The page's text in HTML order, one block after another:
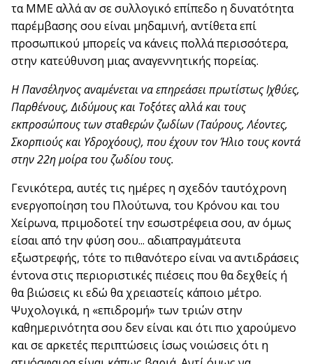
τα ΜΜΕ αλλά αν σε συλλογικό επίπεδο η δυνατότητα
παρέμβασης σου είναι μηδαμινή, αντίθετα επί
προσωπικού μπορείς να κάνεις πολλά περισσότερα,
στην κατεύθυνση μιας αναγεννητικής πορείας.
Η Πανσέληνος αναμένεται να επηρεάσει πρωτίστως Ιχθύες,
Παρθένους, Διδύμους και Τοξότες αλλά και τους
εκπροσώπους των σταθερών ζωδίων (Ταύρους, Λέοντες,
Σκορπιούς και Υδροχόους), που έχουν τον Ήλιο τους κοντά
στην 22η μοίρα του ζωδίου τους.
Γενικότερα, αυτές τις ημέρες η σχεδόν ταυτόχρονη
ενεργοποίηση του Πλούτωνα, του Κρόνου και του
Χείρωνα, πριμοδοτεί την εσωστρέφεια σου, αν όμως
είσαι από την φύση σου... αδιαπραγμάτευτα
εξωστρεφής, τότε το πιθανότερο είναι να αντιδράσεις
έντονα στις περιοριστικές πιέσεις που θα δεχθείς ή
θα βιώσεις κι εδώ θα χρειαστείς κάποιο μέτρο.
Ψυχολογικά, η «επιδρομή» των τριών στην
καθημερινότητα σου δεν είναι και ότι πιο χαρούμενο
και σε αρκετές περιπτώσεις ίσως νοιώσεις ότι η